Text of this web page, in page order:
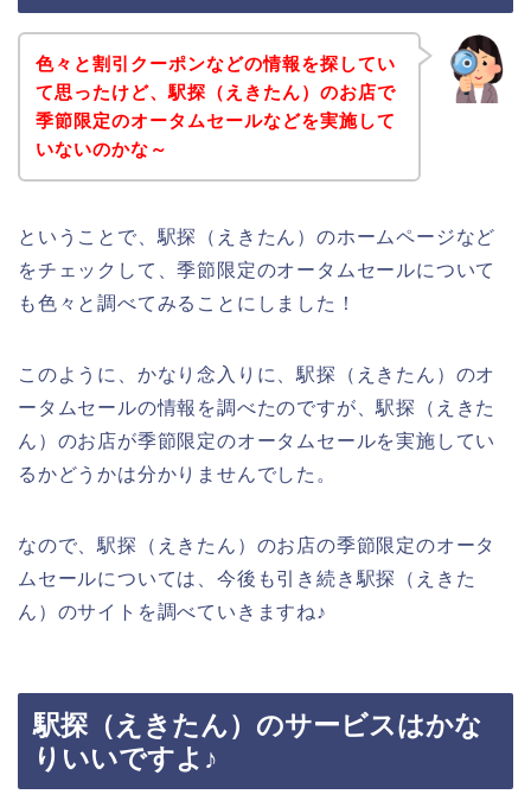
色々と割引クーポンなどの情報を探してい
て思ったけど、駅探（えきたん）のお店で
季節限定のオータムセールなどを実施して
いないのかな～
ということで、駅探（えきたん）のホームページなど
をチェックして、季節限定のオータムセールについて
も色々と調べてみることにしました！
このように、かなり念入りに、駅探（えきたん）のオ
ータムセールの情報を調べたのですが、駅探（えきた
ん）のお店が季節限定のオータムセールを実施してい
るかどうかは分かりませんでした。
なので、駅探（えきたん）のお店の季節限定のオータ
ムセールについては、今後も引き続き駅探（えきた
ん）のサイトを調べていきますね♪
駅探（えきたん）のサービスはかな
りいいですよ♪